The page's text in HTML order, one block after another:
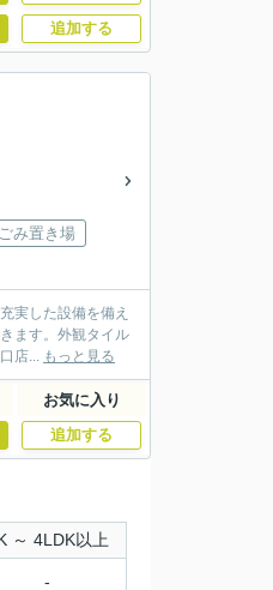
追加する
み置き場
実した設備を備え
ます。外観タイル
店... もっと見る
お気に入り
追加する
～ 4LDK以上
-